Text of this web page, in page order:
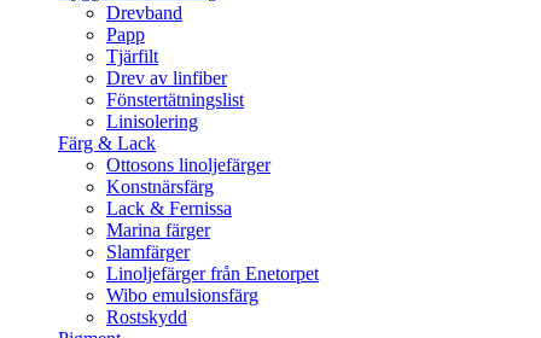
Drevband
Papp
Tjärfilt
Drev av linfiber
Fönstertätningslist
Linisolering
Färg & Lack
Ottosons linoljefärger
Konstnärsfärg
Lack & Fernissa
Marina färger
Slamfärger
Linoljefärger från Enetorpet
Wibo emulsionsfärg
Rostskydd